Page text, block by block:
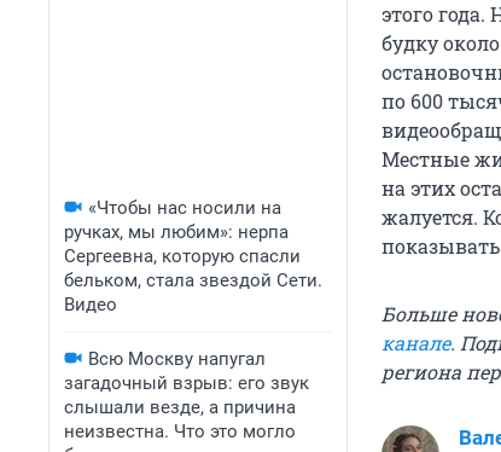
«Чтобы нас носили на
ручках, мы любим»: нерпа
Сергеевна, которую спасли
бельком, стала звездой Сети.
Видео
Всю Москву напугал
загадочный взрыв: его звук
слышали везде, а причина
неизвестна. Что это могло
этого
будку
по 600
Местные
на этих
жалуется.
показывать
Больше
канале.
региона